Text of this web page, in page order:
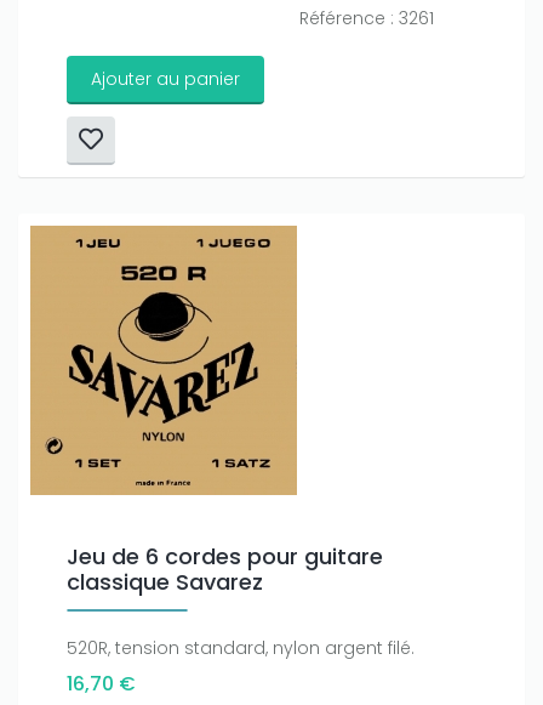
Référence : 3261
Ajouter au panier
Jeu de 6 cordes pour guitare
classique Savarez
520R, tension standard, nylon argent filé.
16,70 €